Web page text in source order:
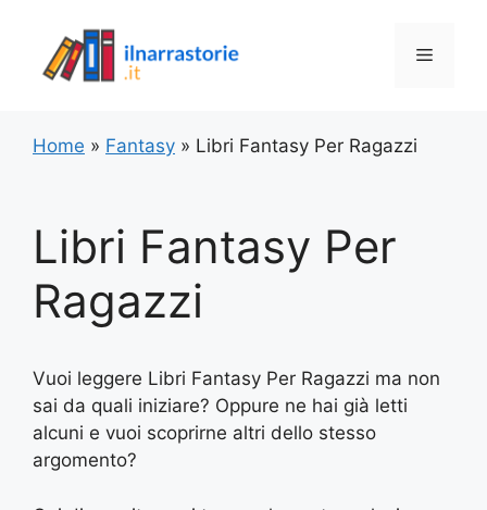
contenuto
Menu
Home » Fantasy » Libri Fantasy Per Ragazzi
Libri Fantasy Per
Ragazzi
Vuoi leggere Libri Fantasy Per Ragazzi ma non
sai da quali iniziare? Oppure ne hai già letti
alcuni e vuoi scoprirne altri dello stesso
argomento?